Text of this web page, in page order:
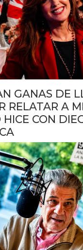
GANAS DE
RELATAR A
HICE CON